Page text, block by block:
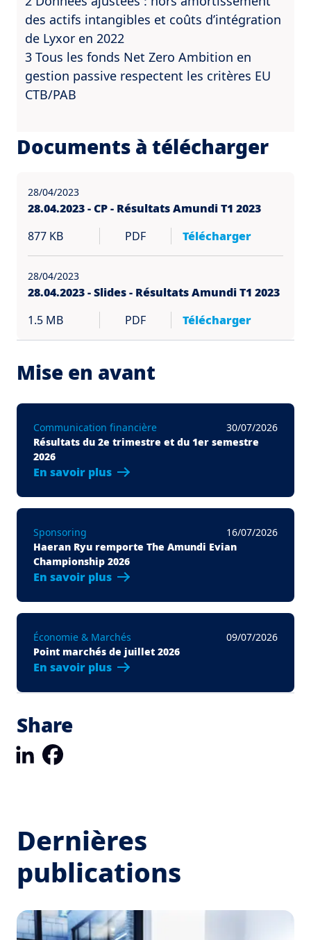
des actifs intangibles et coûts d’intégration
de Lyxor en 2022
3 Tous les fonds Net Zero Ambition en
gestion passive respectent les critères EU
CTB/PAB
Documents à télécharger
28/04/2023
28.04.2023 - CP - Résultats Amundi T1 2023
877 KB
PDF Télécharger
28/04/2023
28.04.2023 - Slides - Résultats Amundi T1 2023
1.5 MB
PDF Télécharger
Mise en avant
Communication financière
30/07/2026
Résultats du 2e trimestre et du 1er semestre
2026
En savoir plus
Sponsoring
16/07/2026
Haeran Ryu remporte The Amundi Evian
Championship 2026
En savoir plus
Économie & Marchés
09/07/2026
Point marchés de juillet 2026
En savoir plus
Share
LinkedIn
Dernières
publications